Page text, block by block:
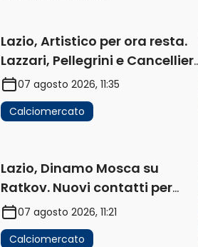
Lazio, Artistico per ora resta.
Lazzari, Pellegrini e Cancellieri
in uscita
07 agosto 2026, 11:35
Calciomercato
Lazio, Dinamo Mosca su
Ratkov. Nuovi contatti per
Pinamonti
07 agosto 2026, 11:21
Calciomercato